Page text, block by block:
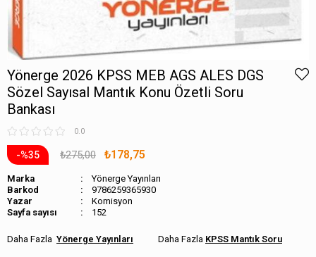
Yönerge 2026 KPSS MEB AGS ALES DGS
Sözel Sayısal Mantık Konu Özetli Soru
Bankası
0.0
35 ₺275,00 ₺178,75
Marka
Yönerge Yayınları
Barkod
9786259365930
Komisyon
Sayfa sayısı
152
Yönerge Yayınları KPSS Mantık Soru